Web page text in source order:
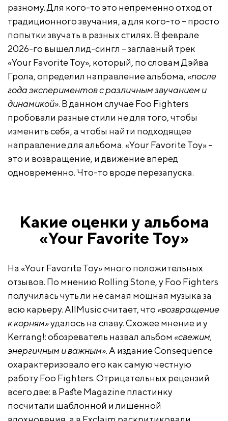
разному. Для кого-то это непременно отход от
традиционного звучания, а для кого-то – просто
попытки звучать в разных стилях. В феврале
2026-го вышел лид-сингл – заглавный трек
«Your Favorite Toy», который, по словам Дэйва
Грола, определил направление альбома, «после
года экспериментов с различным звучанием и
динамикой». В данном случае Foo Fighters
пробовали разные стили не для того, чтобы
изменить себя, а чтобы найти подходящее
направление для альбома. «Your Favorite Toy» –
это и возвращение, и движение вперед
одновременно. Что-то вроде перезапуска.
Какие оценки у альбома
«Your Favorite Toy»
На «Your Favorite Toy» много положительных
отзывов. По мнению Rolling Stone, у Foo Fighters
получилась чуть ли не самая мощная музыка за
всю карьеру. AllMusic считает, что «возвращение
к корням»удалось на славу. Схожее мнение и у
Kerrang!: обозреватель назвал альбом «свежим,
энергичным и важным». А издание Consequence
охарактеризовало его как самую честную
работу Foo Fighters. Отрицательных рецензий
всего две: в Paste Magazine пластинку
посчитали шаблонной и лишенной